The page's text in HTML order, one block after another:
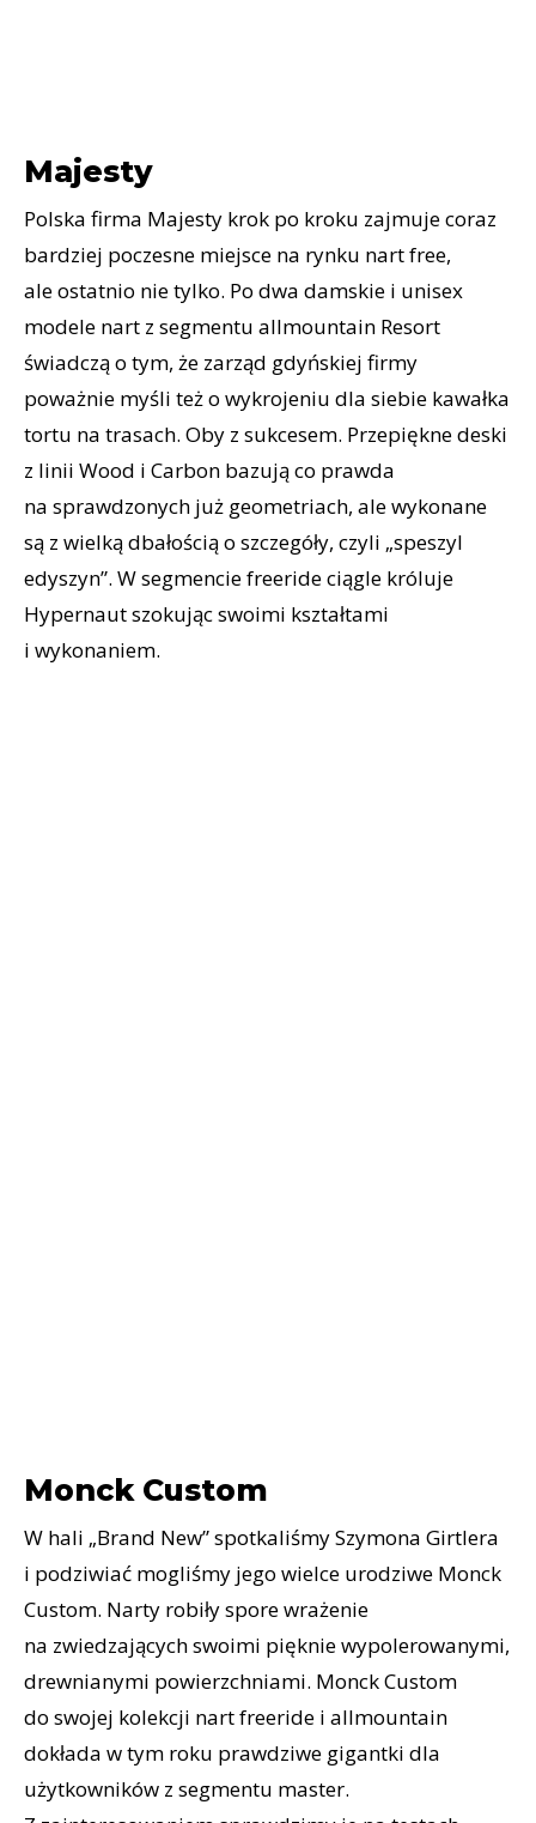
Majesty
Polska firma Majesty krok po kroku zajmuje coraz
bardziej poczesne miejsce na rynku nart free,
ale ostatnio nie tylko. Po dwa damskie i unisex
modele nart z segmentu allmountain Resort
świadczą o tym, że zarząd gdyńskiej firmy
poważnie myśli też o wykrojeniu dla siebie kawałka
tortu na trasach. Oby z sukcesem. Przepiękne deski
z linii Wood i Carbon bazują co prawda
na sprawdzonych już geometriach, ale wykonane
są z wielką dbałością o szczegóły, czyli „speszyl
edyszyn”. W segmencie freeride ciągle króluje
Hypernaut szokując swoimi kształtami
i wykonaniem.
Monck Custom
W hali „Brand New” spotkaliśmy Szymona Girtlera
i podziwiać mogliśmy jego wielce urodziwe Monck
Custom. Narty robiły spore wrażenie
na zwiedzających swoimi pięknie wypolerowanymi,
drewnianymi powierzchniami. Monck Custom
do swojej kolekcji nart freeride i allmountain
dokłada w tym roku prawdziwe gigantki dla
użytkowników z segmentu master.